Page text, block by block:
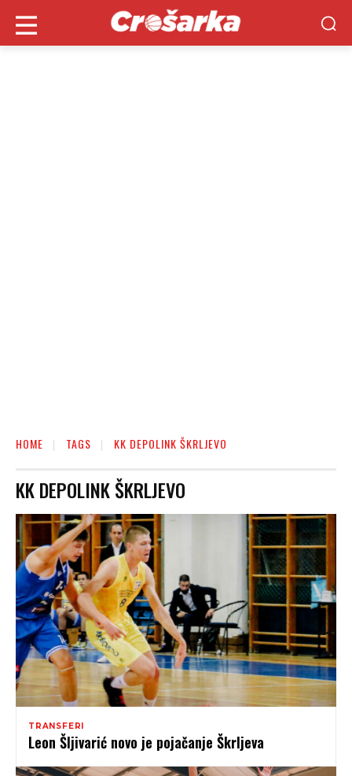
HOME TAGS KK DEPOLINK ŠKRLJEVO
KK DEPOLINK ŠKRLJEVO
TRANSFERI
Leon Šljivarić novo je pojačanje Škrljeva